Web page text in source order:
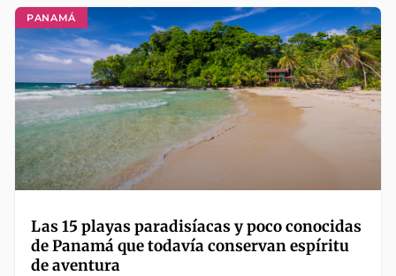
PANAMÁ
Las 15 playas paradisíacas y poco conocidas
de Panamá que todavía conservan espíritu
de aventura